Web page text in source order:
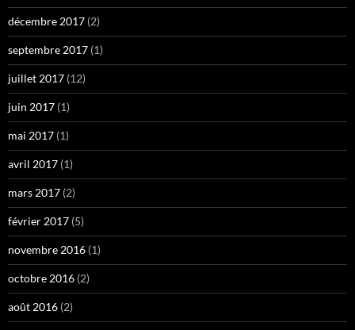
décembre 2017 (2)
septembre 2017 (1)
juillet 2017 (12)
juin 2017 (1)
mai 2017 (1)
avril 2017 (1)
mars 2017 (2)
février 2017 (5)
novembre 2016 (1)
octobre 2016 (2)
août 2016 (2)